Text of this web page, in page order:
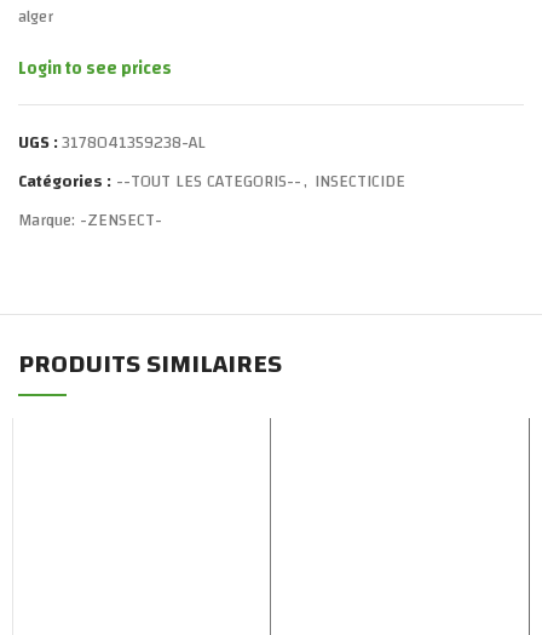
alger
Login to see prices
UGS :3178041359238-AL
Catégories :--TOUT LES CATEGORIS--, INSECTICIDE
Marque: -ZENSECT-
PRODUITS SIMILAIRES